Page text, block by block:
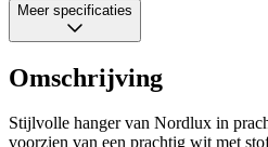
Meer specificaties
Omschrijving
Stijlvolle hanger van Nordlux in
voorzien van een prachtig wit met